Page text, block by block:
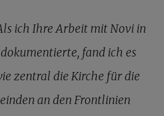
ich Ihre Arbeit mit Novi in
fand ich es
zentral die Kirche für die
an den Frontlinien